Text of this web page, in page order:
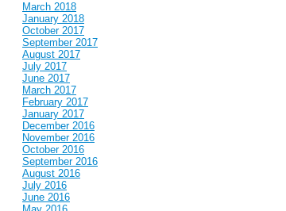
March 2018
January 2018
October 2017
September 2017
August 2017
July 2017
June 2017
March 2017
February 2017
January 2017
December 2016
November 2016
October 2016
September 2016
August 2016
July 2016
June 2016